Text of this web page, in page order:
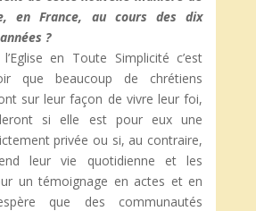
en France, au cours des dix
?
en Toute Simplicité c’est
que beaucoup de chrétiens
sur leur façon de vivre leur foi,
si elle est pour eux une
privée ou si, au contraire,
leur vie quotidienne et les
un témoignage en actes et en
que des communautés